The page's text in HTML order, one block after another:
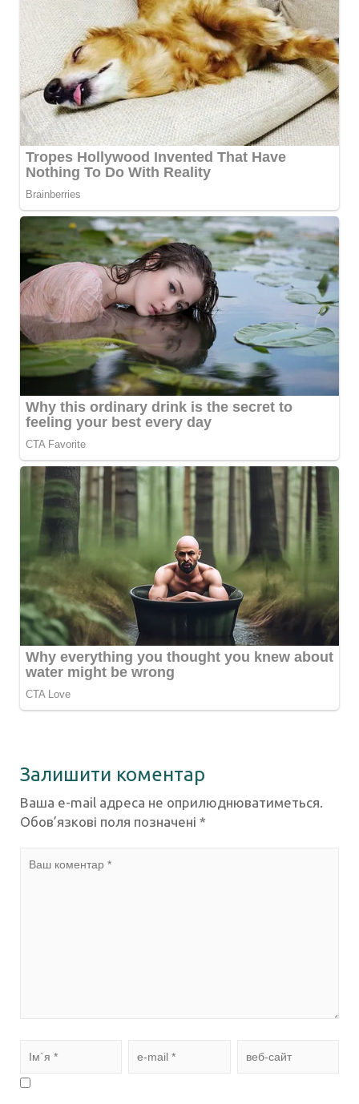
Залишити коментар
Ваша e-mail адреса не оприлюднюватиметься.
Обов’язкові поля позначені *